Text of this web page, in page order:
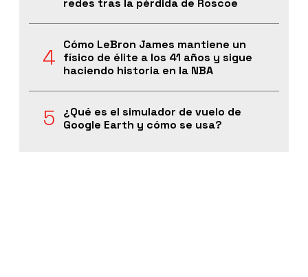
redes tras la pérdida de Roscoe
Cómo LeBron James mantiene un
físico de élite a los 41 años y sigue
haciendo historia en la NBA
¿Qué es el simulador de vuelo de
Google Earth y cómo se usa?